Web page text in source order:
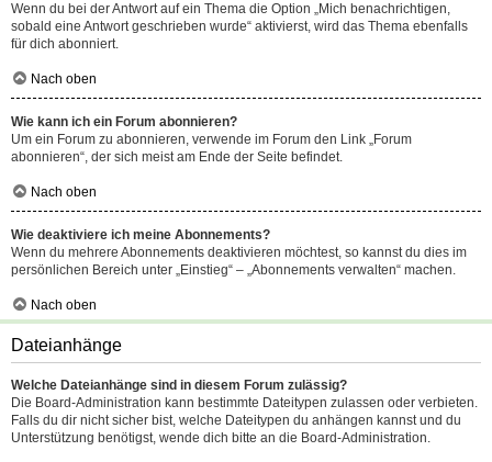
Wenn du bei der Antwort auf ein Thema die Option „Mich benachrichtigen,
sobald eine Antwort geschrieben wurde“ aktivierst, wird das Thema ebenfalls
für dich abonniert.
Nach oben
Wie kann ich ein Forum abonnieren?
Um ein Forum zu abonnieren, verwende im Forum den Link „Forum
abonnieren“, der sich meist am Ende der Seite befindet.
Nach oben
Wie deaktiviere ich meine Abonnements?
Wenn du mehrere Abonnements deaktivieren möchtest, so kannst du dies im
persönlichen Bereich unter „Einstieg“ – „Abonnements verwalten“ machen.
Nach oben
Dateianhänge
Welche Dateianhänge sind in diesem Forum zulässig?
Die Board-Administration kann bestimmte Dateitypen zulassen oder verbieten.
Falls du dir nicht sicher bist, welche Dateitypen du anhängen kannst und du
Unterstützung benötigst, wende dich bitte an die Board-Administration.